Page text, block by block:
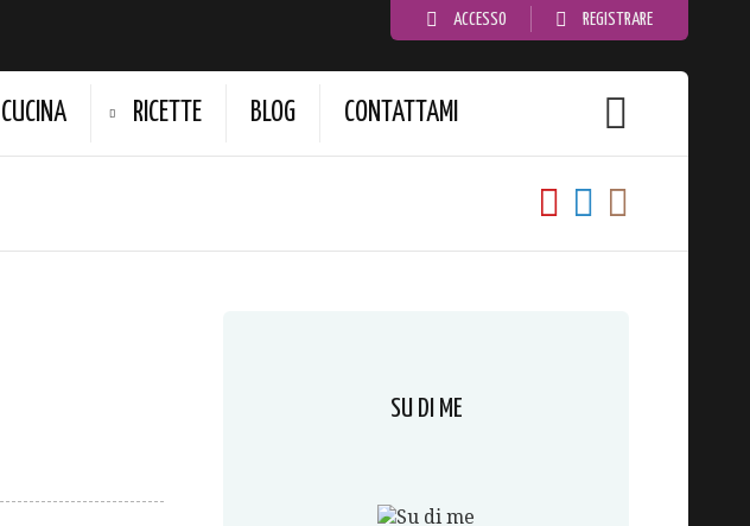
ACCESSO REGISTRARE
RICETTE BLOG CONTATTAMI
SU DI ME